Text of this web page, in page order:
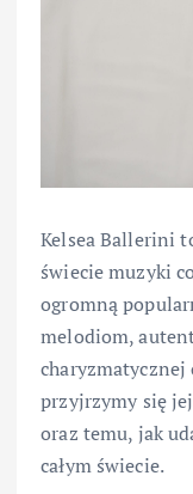
Kelsea Ballerini
świecie muzyki
ogromną
melodiom,
przyjrzymy się
oraz temu, jak
całym świecie.